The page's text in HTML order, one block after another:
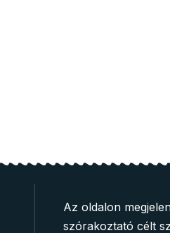
Az oldalon
szórakoztató célt